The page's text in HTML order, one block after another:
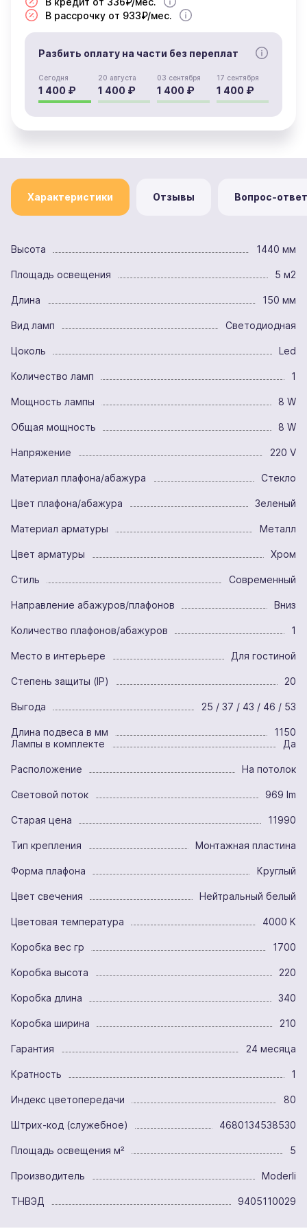
В рассрочку от 933₽/мес.
Разбить оплату на части без переплат
Сегодня
1 400 ₽
20 августа
1 400 ₽
03 сентября
1 400 ₽
17 сентября
1 400 ₽
Характеристики Отзывы Вопрос-ответ
Высота 1440 мм
Площадь освещения 5 м2
Длина 150 мм
Вид ламп Светодиодная
Цоколь Led
Количество ламп 1
Мощность лампы 8 W
Общая мощность 8 W
Напряжение 220 V
Материал плафона/абажура Стекло
Цвет плафона/абажура Зеленый
Материал арматуры Металл
Цвет арматуры Хром
Стиль Современный
Направление абажуров/плафонов Вниз
Количество плафонов/абажуров 1
Место в интерьере Для гостиной
Степень защиты (IP) 20
Выгода 25 / 37 / 43 / 46 / 53
Длина подвеса в мм
1150
Лампы в комплекте
Да
Расположение На потолок
Световой поток 969 lm
Старая цена 11990
Тип крепления Монтажная пластина
Форма плафона Круглый
Цвет свечения Нейтральный белый
Цветовая температура 4000 K
Коробка вес гр 1700
Коробка высота 220
Коробка длина 340
Коробка ширина 210
Гарантия 24 месяца
Кратность 1
Индекс цветопередачи 80
Штрих-код (служебное) 4680134538530
Площадь освещения м² 5
Производитель Moderli
ТНВЭД 9405110029